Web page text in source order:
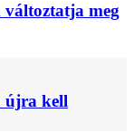
változtatja meg
újra kell